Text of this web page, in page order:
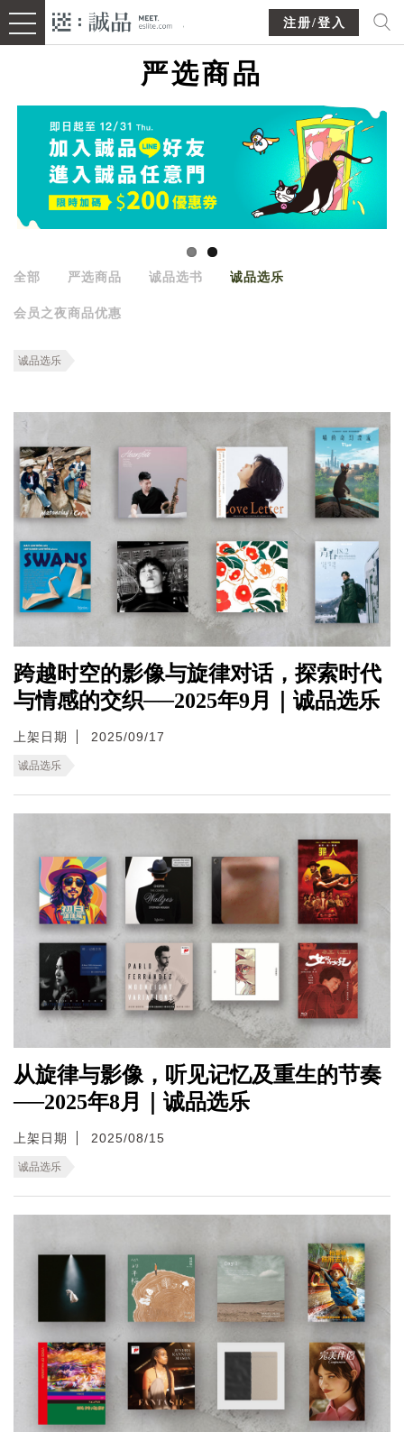
注册/登入
严选商品
全部 严选商品 诚品选书 诚品选乐
会员之夜商品优惠
诚品选乐
跨越时空的影像与旋律对话，探索时代
与情感的交织──2025年9月｜诚品选乐
上架日期 2025/09/17
诚品选乐
从旋律与影像，听见记忆及重生的节奏
──2025年8月｜诚品选乐
上架日期 2025/08/15
诚品选乐